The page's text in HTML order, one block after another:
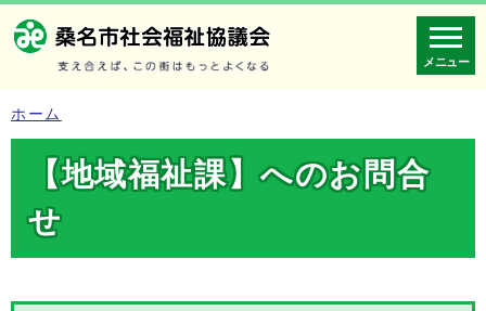
メニュー
ホーム
【地域福祉課】へのお問合
せ